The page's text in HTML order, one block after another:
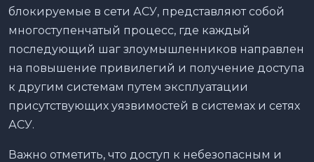
блокируемые в сети АСУ, представляют собой
многоступенчатый процесс, где каждый
последующий шаг злоумышленников направлен
на повышение привилегий и получение доступа
к другим системам путем эксплуатации
присутствующих уязвимостей в системах и сетях
АСУ.
Важно отметить, что доступ к небезопасным и